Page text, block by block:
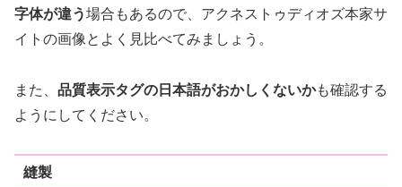
字体が違う場合もあるので、アクネストゥディオズ本家サ
イトの画像とよく見比べてみましょう。
また、 品質表示タグの日本語がおかしくないかも確認する
ようにしてください。
縫製